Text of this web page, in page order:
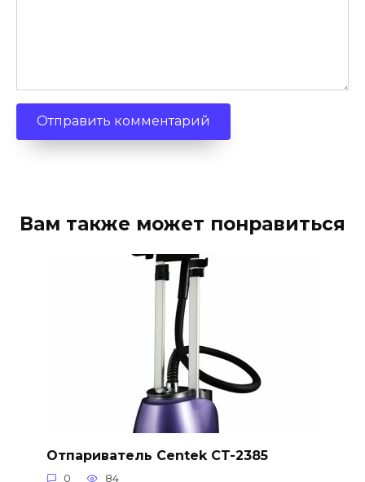
Вам также может понравиться
Отпариватель Centek CT-2385
0 84